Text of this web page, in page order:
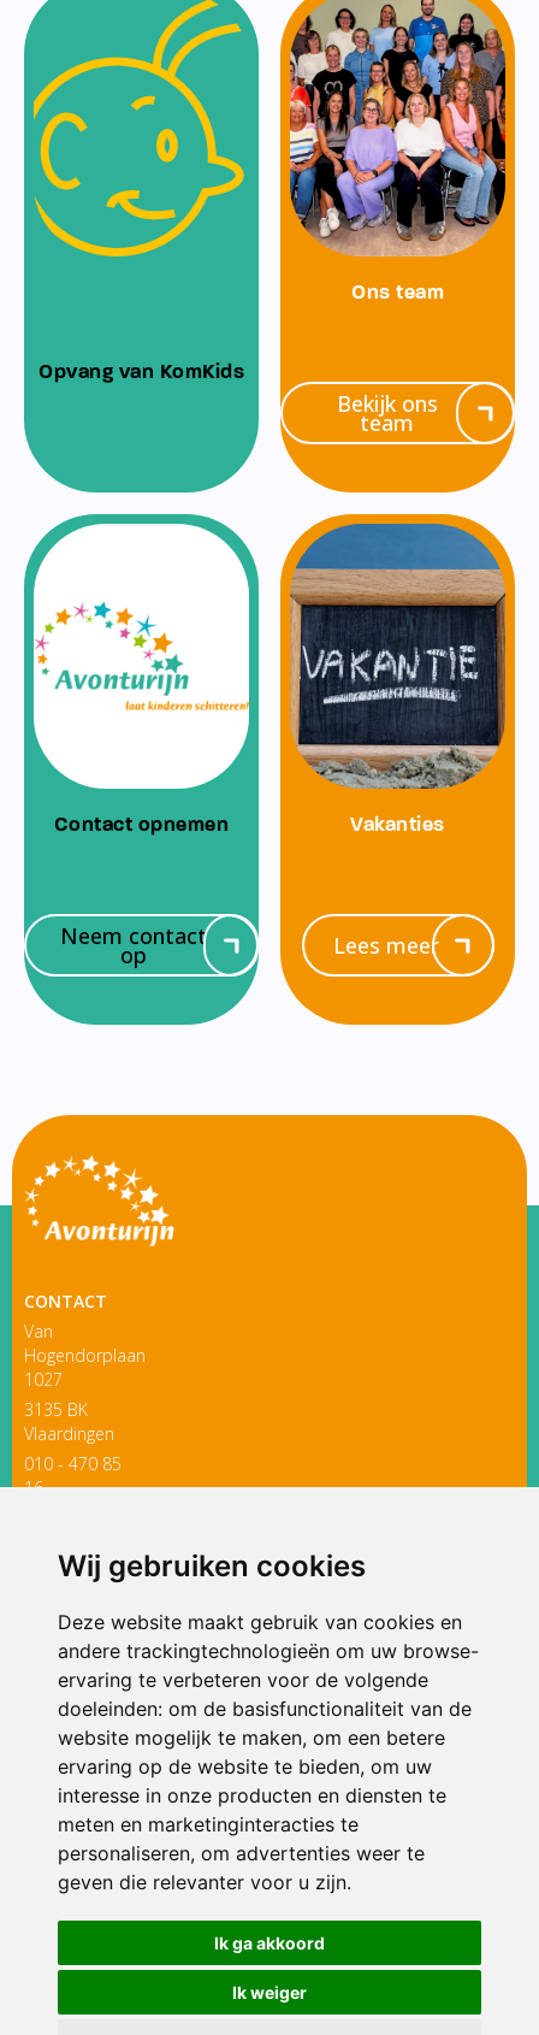
Wij gebruiken cookies
Deze website maakt gebruik van cookies en
andere trackingtechnologieën om uw browse-
ervaring te verbeteren voor de volgende
doeleinden: om de basisfunctionaliteit van de
website mogelijk te maken, om een betere
ervaring op de website te bieden, om uw
interesse in onze producten en diensten te
meten en marketinginteracties te
personaliseren, om advertenties weer te
geven die relevanter voor u zijn.
Ik ga akkoord
Ik weiger
Opvang van KomKids
Ons team
Bekijk ons
team
Contact opnemen
Neem contact
op
Vakanties
Lees meer
CONTACT
Van
Hogendorplaan
1027
3135 BK
Vlaardingen
010 - 470 85
16
ONDERDEEL VAN
© 2026 Avonturijn | Alle rechten voorbehouden
Privacy policy|Disclaimer| Klachtenregeling|RSIN en Anbi
voorkeuren
Crealisatie The MindOffice